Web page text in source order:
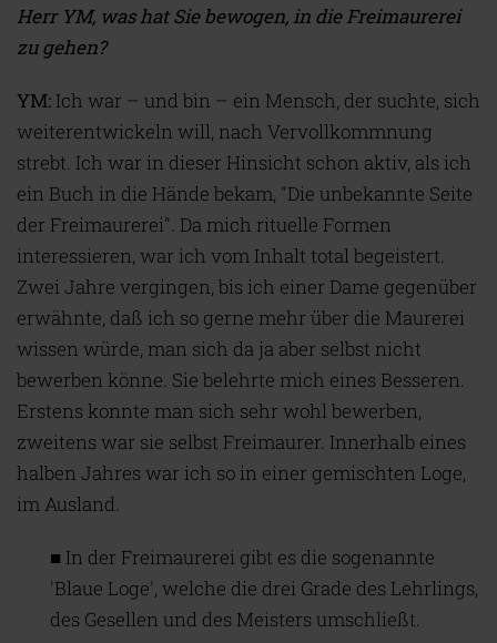
Herr YM, was hat Sie bewogen, in die Freimaurerei
zu gehen?
YM: Ich war – und bin – ein Mensch, der suchte, sich
weiterentwickeln will, nach Vervollkommnung
strebt. Ich war in dieser Hinsicht schon aktiv, als ich
ein Buch in die Hände bekam, "Die unbekannte Seite
der Freimaurerei". Da mich rituelle Formen
interessieren, war ich vom Inhalt total begeistert.
Zwei Jahre vergingen, bis ich einer Dame gegenüber
erwähnte, daß ich so gerne mehr über die Maurerei
wissen würde, man sich da ja aber selbst nicht
bewerben könne. Sie belehrte mich eines Besseren.
Erstens konnte man sich sehr wohl bewerben,
zweitens war sie selbst Freimaurer. Innerhalb eines
halben Jahres war ich so in einer gemischten Loge,
im Ausland.
■ In der Freimaurerei gibt es die sogenannte
'Blaue Loge', welche die drei Grade des Lehrlings,
des Gesellen und des Meisters umschließt.